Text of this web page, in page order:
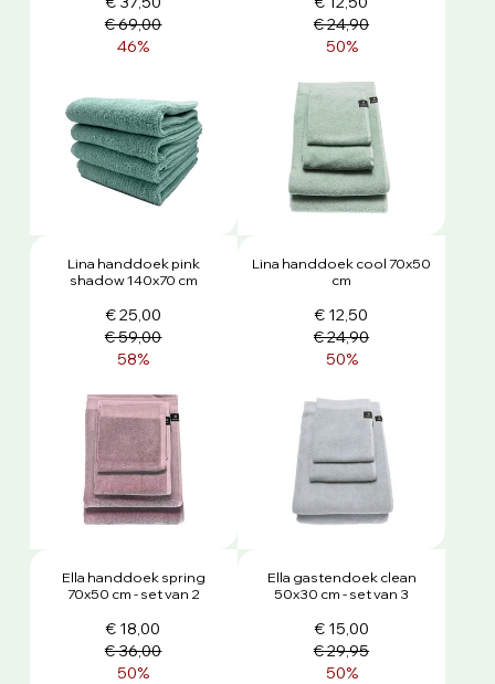
€ 69,00
46%
€ 24,90
50%
Lina handdoek pink
shadow 140x70 cm
€ 25,00
€ 59,00
58%
Lina handdoek cool 70x50
cm
€ 12,50
€ 24,90
50%
Ella handdoek spring
70x50 cm - set van 2
€ 18,00
€ 36,00
50%
Ella gastendoek clean
50x30 cm - set van 3
€ 15,00
€ 29,95
50%